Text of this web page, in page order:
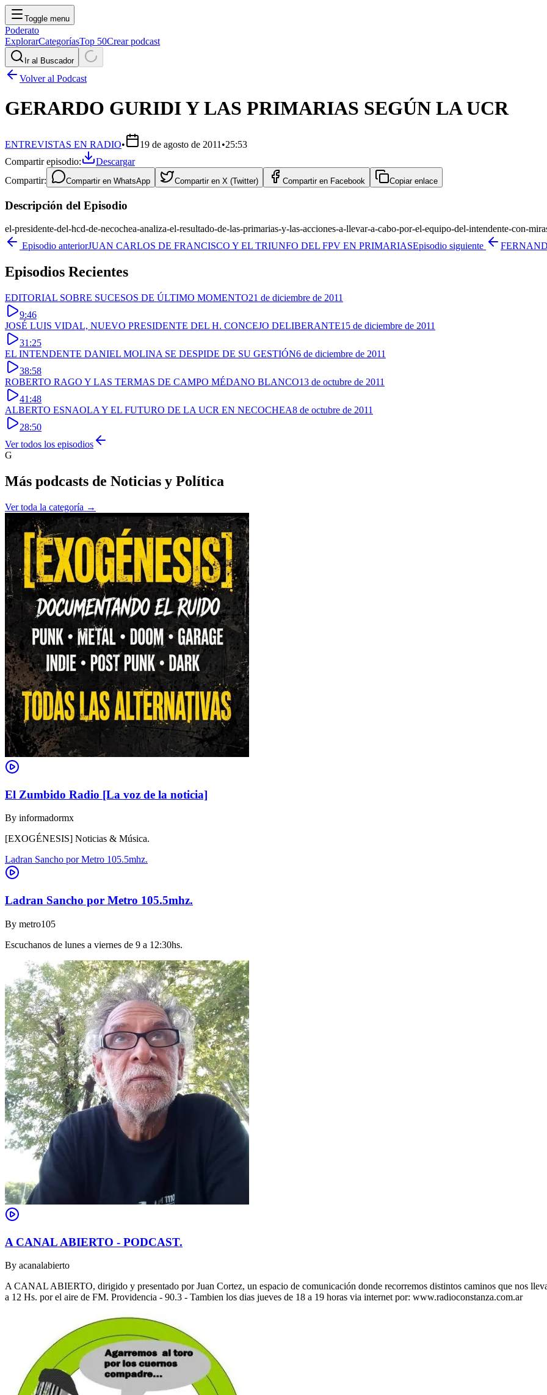
Toggle menu
Poderato
ExplorarCategoríasTop 50Crear podcast
Ir al Buscador
Volver al Podcast
GERARDO GURIDI Y LAS PRIMARIAS SEGÚN LA UCR
ENTREVISTAS EN RADIO• 19 de agosto de 2011 •25:53
Compartir episodio:
Descargar
Compartir:
Compartir en WhatsApp Compartir en X (Twitter) Compartir en Facebook Copiar enlace
Descripción del Episodio
el-presidente-del-hcd-de-necochea-analiza-el-resultado-de-las-primarias-y-las-acciones-a-llevar-a-cabo-por-el-equipo-del-intendente-con-
Episodio anteriorJUAN CARLOS DE FRANCISCO Y EL TRIUNFO DEL FPV EN PRIMARIASEpisodio siguiente
Episodios Recientes
EDITORIAL SOBRE SUCESOS DE ÚLTIMO MOMENTO21 de diciembre de 2011
9:46
JOSÉ LUIS VIDAL, NUEVO PRESIDENTE DEL H. CONCEJO DELIBERANTE15 de diciembre de 2011
31:25
EL INTENDENTE DANIEL MOLINA SE DESPIDE DE SU GESTIÓN6 de diciembre de 2011
38:58
ROBERTO RAGO Y LAS TERMAS DE CAMPO MÉDANO BLANCO13 de octubre de 2011
41:48
ALBERTO ESNAOLA Y EL FUTURO DE LA UCR EN NECOCHEA8 de octubre de 2011
28:50
Ver todos los episodios
G
Más podcasts de Noticias y Política
Ver toda la categoría →
El Zumbido Radio [La voz de la noticia]
By informadormx
[EXOGÉNESIS] Noticias & Música.
Ladran Sancho por Metro 105.5mhz.
Ladran Sancho por Metro 105.5mhz.
By metro105
Escuchanos de lunes a viernes de 9 a 12:30hs.
A CANAL ABIERTO - PODCAST.
By acanalabierto
A CANAL ABIERTO, dirigido y presentado por Juan Cortez, un espacio de comunicación donde recorremos distintos caminos que nos
a 12 Hs. por el aire de FM. Providencia - 90.3 - Tambien los dias jueves de 18 a 19 horas via internet por: www.radioconstanza.com.ar